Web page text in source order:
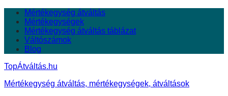
Mértékegység átváltás
Mértékegységek
Mértékegység átváltás táblázat
Váltószámok
Blog
TopÁtváltás.hu
Mértékegység átváltás, mértékegységek, átváltások